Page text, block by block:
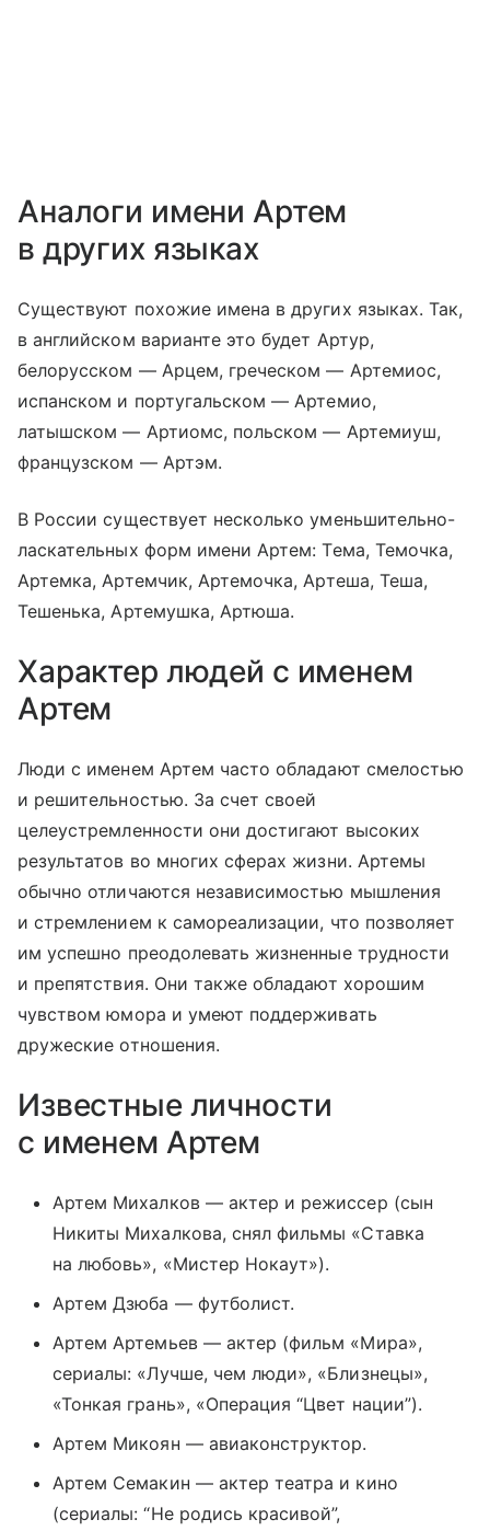
Аналоги имени Артем
в других языках
Существуют похожие имена в других языках. Так,
в английском варианте это будет Артур,
белорусском — Арцем, греческом — Артемиос,
испанском и португальском — Артемио,
латышском — Артиомс, польском — Артемиуш,
французском — Артэм.
В России существует несколько уменьшительно-
ласкательных форм имени Артем: Тема, Темочка,
Артемка, Артемчик, Артемочка, Артеша, Теша,
Тешенька, Артемушка, Артюша.
Характер людей с именем
Артем
Люди с именем Артем часто обладают смелостью
и решительностью. За счет своей
целеустремленности они достигают высоких
результатов во многих сферах жизни. Артемы
обычно отличаются независимостью мышления
и стремлением к самореализации, что позволяет
им успешно преодолевать жизненные трудности
и препятствия. Они также обладают хорошим
чувством юмора и умеют поддерживать
дружеские отношения.
Известные личности
с именем Артем
Артем Михалков — актер и режиссер (сын
Никиты Михалкова, снял фильмы «Ставка
на любовь», «Мистер Нокаут»).
Артем Дзюба — футболист.
Артем Артемьев — актер (фильм «Мира»,
сериалы: «Лучше, чем люди», «Близнецы»,
«Тонкая грань», «Операция “Цвет нации”).
Артем Микоян — авиаконструктор.
Артем Семакин — актер театра и кино
(сериалы: “Не родись красивой”,